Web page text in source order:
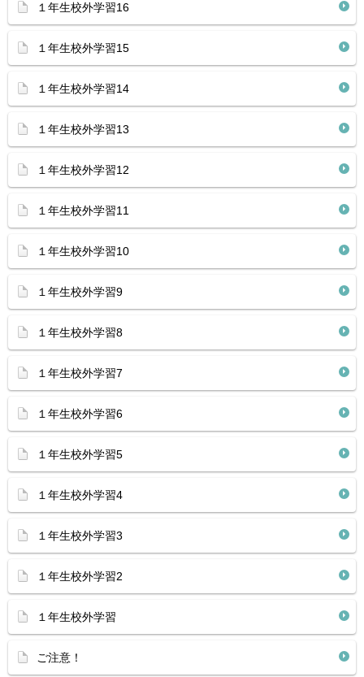
１年生校外学習16
１年生校外学習15
１年生校外学習14
１年生校外学習13
１年生校外学習12
１年生校外学習11
１年生校外学習10
１年生校外学習9
１年生校外学習8
１年生校外学習7
１年生校外学習6
１年生校外学習5
１年生校外学習4
１年生校外学習3
１年生校外学習2
１年生校外学習
ご注意！